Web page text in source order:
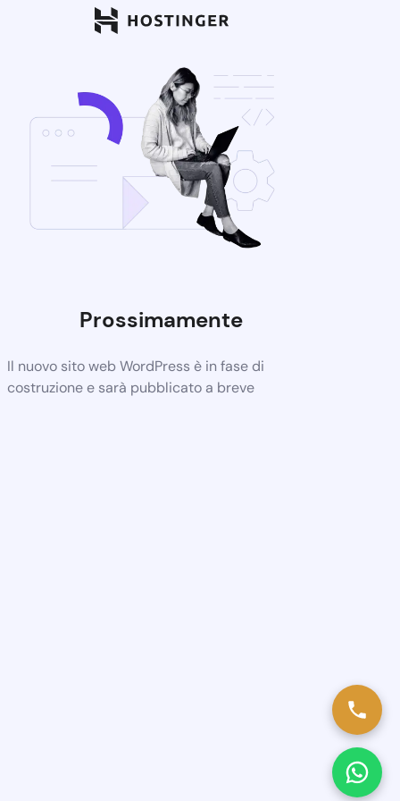
Prossimamente
Il nuovo sito web WordPress è in fase di
costruzione e sarà pubblicato a breve